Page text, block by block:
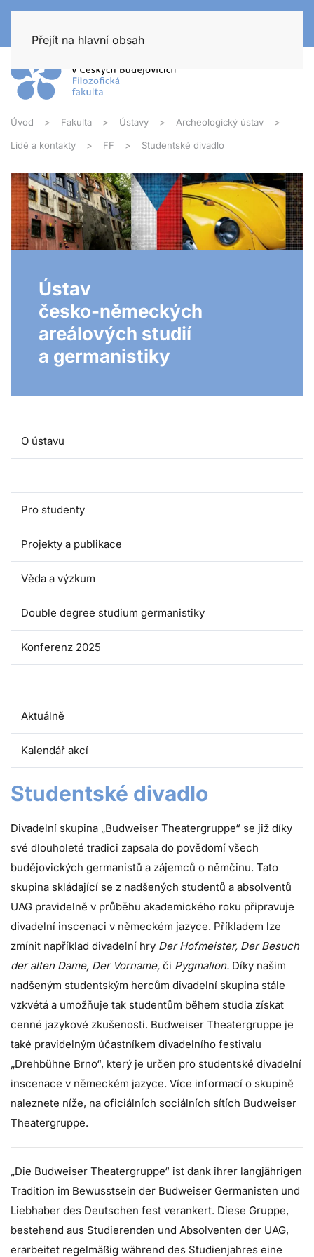
Přejít na hlavní obsah
Úvod Fakulta Ústavy Archeologický ústav
Lidé a kontakty FF Studentské divadlo
Ústav
česko-německých
areálových studií
a germanistiky
O ústavu
Pro studenty
Projekty a publikace
Věda a výzkum
Double degree studium germanistiky
Konferenz 2025
Aktuálně
Kalendář akcí
Studentské divadlo
Divadelní skupina „Budweiser Theatergruppe“ se již díky
své dlouholeté tradici zapsala do povědomí všech
budějovických germanistů a zájemců o němčinu. Tato
skupina skládající se z nadšených studentů a absolventů
UAG pravidelně v průběhu akademického roku připravuje
divadelní inscenaci v německém jazyce. Příkladem lze
zmínit například divadelní hry Der Hofmeister, Der Besuch
der alten Dame, Der Vorname, či Pygmalion. Díky našim
nadšeným studentským hercům divadelní skupina stále
vzkvétá a umožňuje tak studentům během studia získat
cenné jazykové zkušenosti. Budweiser Theatergruppe je
také pravidelným účastníkem divadelního festivalu
„Drehbühne Brno“, který je určen pro studentské divadelní
inscenace v německém jazyce. Více informací o skupině
naleznete níže, na oficiálních sociálních sítích Budweiser
Theatergruppe.
„Die Budweiser Theatergruppe“ ist dank ihrer langjährigen
Tradition im Bewusstsein der Budweiser Germanisten und
Liebhaber des Deutschen fest verankert. Diese Gruppe,
bestehend aus Studierenden und Absolventen der UAG,
erarbeitet regelmäßig während des Studienjahres eine